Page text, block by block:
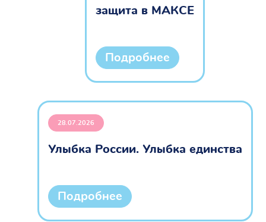
защита в МАКСЕ
Подробнее
28.07.2026
Улыбка России. Улыбка единства
Подробнее